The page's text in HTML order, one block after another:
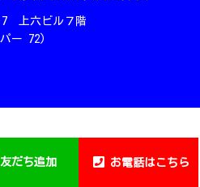
友だち追加 お電話はこちら
7 上六ビル７階
ー 72)